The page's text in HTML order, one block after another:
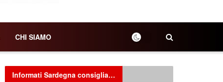
CHI SIAMO
Informati Sardegna consiglia…